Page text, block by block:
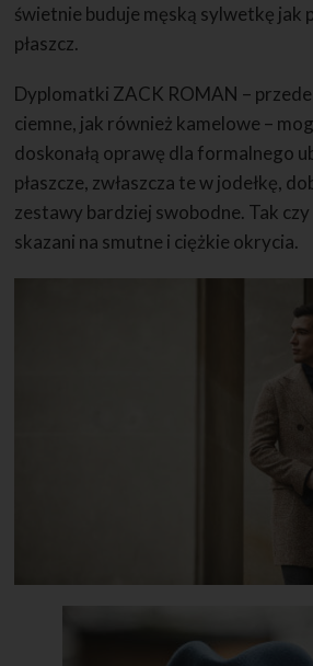
świetnie buduje męską sylwetkę jak
płaszcz.
Dyplomatki ZACK ROMAN –
ciemne, jak również kamelowe –
doskonałą oprawę dla formalnego
płaszcze, zwłaszcza te w jodełkę,
zestawy bardziej swobodne. Tak
skazani na smutne i ciężkie okrycia.